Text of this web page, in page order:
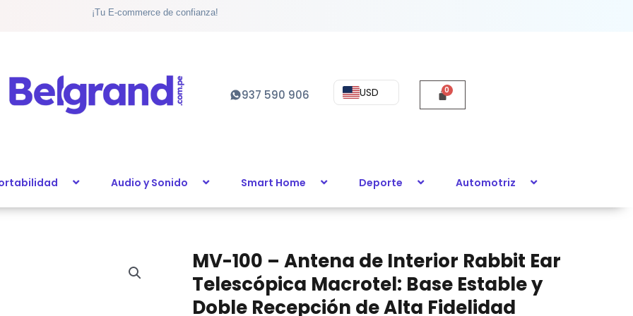
¡Tu E-commerce de confianza!
937 590 906 USD
Audio y Sonido Smart Home Deporte Automotriz
MV-100 – Antena de Interior Rabbit Ear
Telescópica Macrotel: Base Estable y
Doble Recepción de Alta Fidelidad